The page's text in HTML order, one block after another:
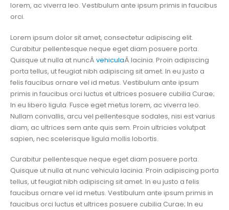
lorem, ac viverra leo. Vestibulum ante ipsum primis in faucibus
orci.
Lorem ipsum dolor sit amet, consectetur adipiscing elit.
Curabitur pellentesque neque eget diam posuere porta.
Quisque ut nulla at nuncÂ vehiculaÂ lacinia. Proin adipiscing
porta tellus, ut feugiat nibh adipiscing sit amet. In eu justo a
felis faucibus ornare vel id metus. Vestibulum ante ipsum
primis in faucibus orci luctus et ultrices posuere cubilia Curae;
In eu libero ligula. Fusce eget metus lorem, ac viverra leo.
Nullam convallis, arcu vel pellentesque sodales, nisi est varius
diam, ac ultrices sem ante quis sem. Proin ultricies volutpat
sapien, nec scelerisque ligula mollis lobortis.
Curabitur pellentesque neque eget diam posuere porta.
Quisque ut nulla at nunc vehicula lacinia. Proin adipiscing porta
tellus, ut feugiat nibh adipiscing sit amet. In eu justo a felis
faucibus ornare vel id metus. Vestibulum ante ipsum primis in
faucibus orci luctus et ultrices posuere cubilia Curae; In eu